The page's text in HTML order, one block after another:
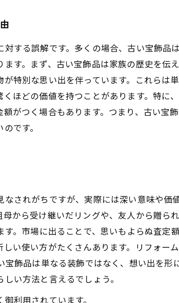
する誤解です。多くの場合、古い宝飾品
す。まず、古い宝飾品は家族の歴史を伝
特別な思い出を伴っています。これらは
ほどの価値を持つことがあります。特に
がつく場合もあります。つまり、古い宝
です。
されがちですが、実際には深い意味や価
から受け継いだリングや、友人から贈ら
。市場に出ることで、思いもよらぬ査定
い使い方がたくさんあります。リフォー
飾品は単なる装飾ではなく、想い出を形
い方法と言えるでしょう。
利用されています。